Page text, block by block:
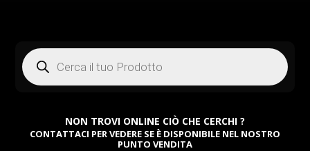
Products
search
NON TROVI ONLINE CIÒ CHE CERCHI ?
CONTATTACI PER VEDERE SE È DISPONIBILE NEL NOSTRO
PUNTO VENDITA